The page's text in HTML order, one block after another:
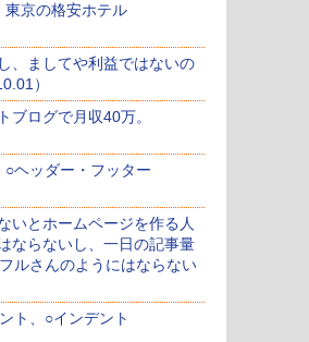
京の格安ホテル
、ましてや利益ではないの
）
ブログで月収40万。
ヘッダー・フッター
いとホームページを作る人
ならないし、一日の記事量
ルさんのようにはならない
ト、○インデント